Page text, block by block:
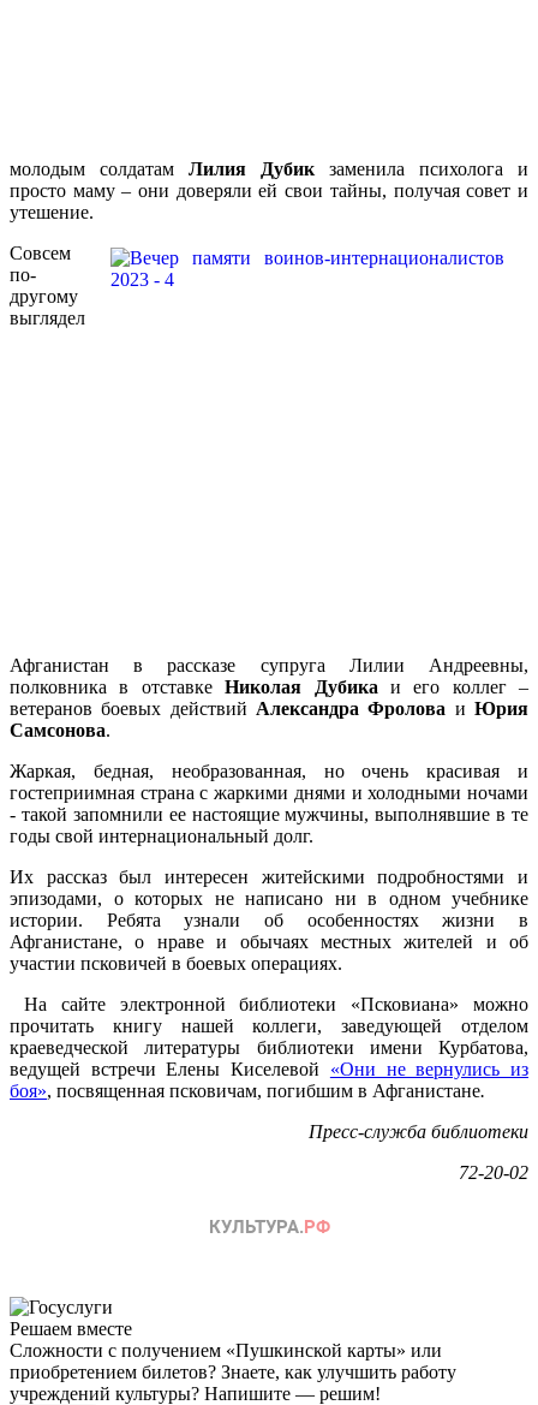
молодым солдатам Лилия Дубик заменила психолога и
просто маму – они доверяли ей свои тайны, получая совет и
утешение.
Совсем
по-
другому
выглядел
Афганистан в рассказе супруга Лилии Андреевны,
полковника в отставкеНиколая Дубика и его коллег –
ветеранов боевых действий Александра Фролова иЮрия
Самсонова.
Жаркая, бедная, необразованная, но очень красивая и
гостеприимная страна с жаркими днями и холодными ночами
- такой запомнили ее настоящие мужчины, выполнявшие в те
годы свой интернациональный долг.
Их рассказ был интересен житейскими подробностями и
эпизодами, о которых не написано ни в одном учебнике
истории. Ребята узнали об особенностях жизни в
Афганистане, о нраве и обычаях местных жителей и об
участии псковичей в боевых операциях.
На сайте электронной библиотеки «Псковиана» можно
прочитать книгу нашей коллеги, заведующей отделом
краеведческой литературы библиотеки имени Курбатова,
ведущей встречи Елены Киселевой «Они не вернулись из
боя», посвященная псковичам, погибшим в Афганистане.
Пресс-служба библиотеки
72-20-02
Решаем вместе
Сложности с получением «Пушкинской карты» или
приобретением билетов? Знаете, как улучшить работу
учреждений культуры? Напишите — решим!